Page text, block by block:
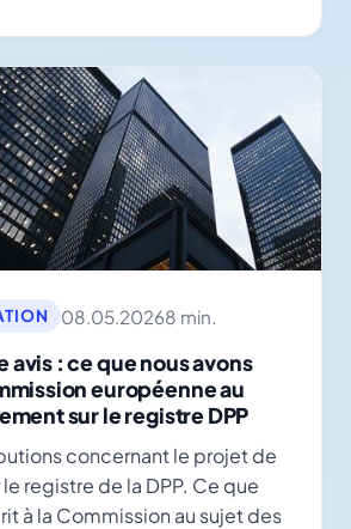
08.05.20268 min.
avis : ce que nous avons
européenne au
sur le registre DPP
concernant le projet de
registre de la DPP. Ce que
à la Commission au sujet des